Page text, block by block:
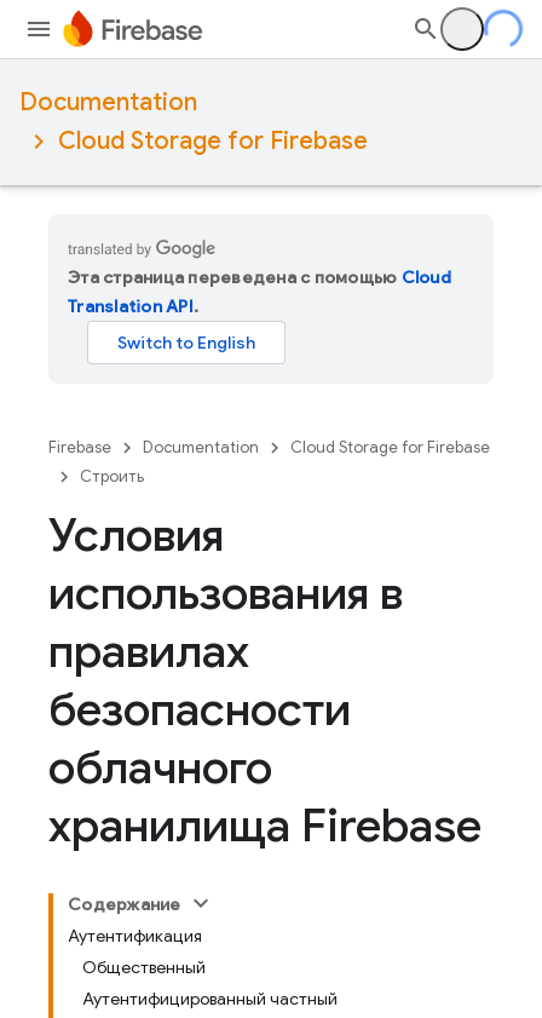
Documentation
Cloud Storage for Firebase
Эта страница переведена с помощью Cloud
Translation API.
Firebase Documentation
Cloud Storage for Firebase
Строить
Условия
использования в
правилах
безопасности
облачного
хранилища Firebase
Содержание
Аутентификация
Общественный
Аутентифицированный частный